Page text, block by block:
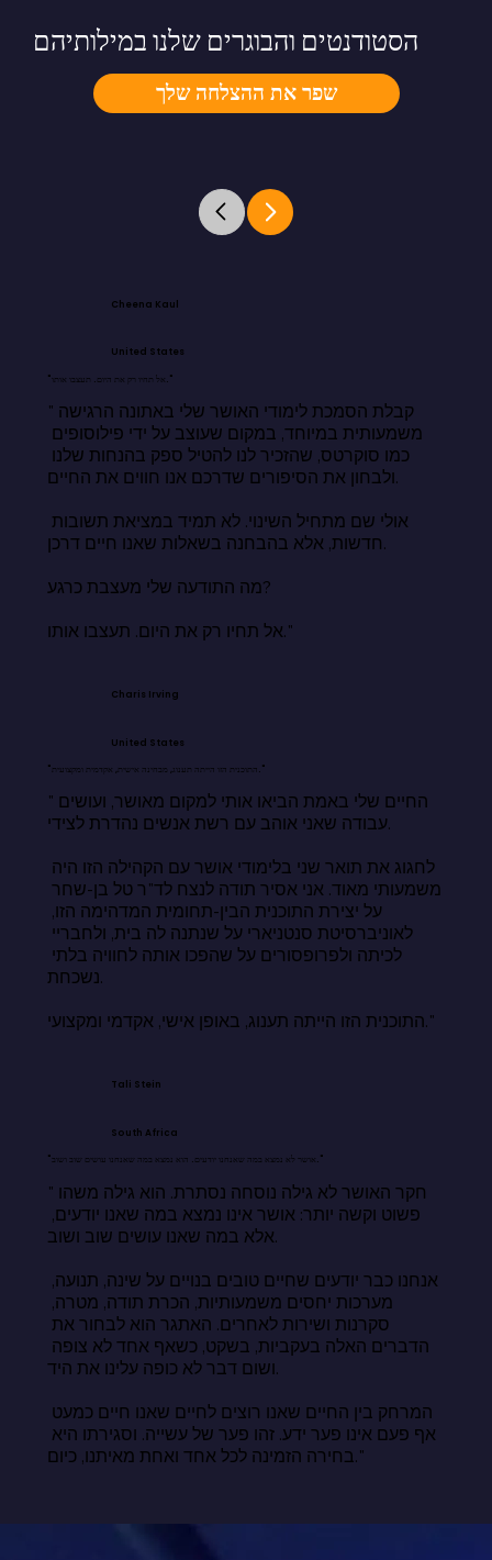
שפר את ההצלחה שלך
הסטודנטים והבוגרים שלנו במילותיהם
Cheena Kaul
United States
"אל תחיו רק את היום. תעצבו אותו."
"קבלת הסמכת לימודי האושר שלי באתונה הרגישה
ולבחון את הסיפורים שדרכם אנו חווים את החיים.
אולי שם מתחיל השינוי. לא תמיד במציאת תשובות
חדשות, אלא בהבחנה בשאלות שאנו חיים דרכן.
מה התודעה שלי מעצבת כרגע?
אל תחיו רק את היום. תעצבו אותו."
Charis Irving
United States
"התוכנית הזו הייתה תענוג, מבחינה אישית, אקדמית ומקצועית."
"החיים שלי באמת הביאו אותי למקום מאושר, ועושים
עבודה שאני אוהב עם רשת אנשים נהדרת לצידי.
משמעותי מאוד. אני אסיר תודה לנצח לד"ר טל בן-שחר
נשכחת.
התוכנית הזו הייתה תענוג, באופן אישי, אקדמי ומקצועי."
Tali Stein
South Africa
"אושר לא נמצא במה שאנחנו יודעים. הוא נמצא במה שאנחנו עושים שוב ושוב."
"חקר האושר לא גילה נוסחה נסתרת. הוא גילה משהו
אלא במה שאנו עושים שוב ושוב.
ושום דבר לא כופה עלינו את היד.
בחירה הזמינה לכל אחד ואחת מאיתנו, כיום."